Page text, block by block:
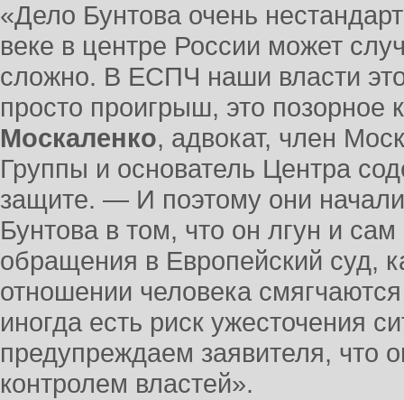
«Дело Бунтова очень
веке в центре России может
сложно. В ЕСПЧ наши власти
просто проигрыш, это
Москаленко, адвокат, член
Группы и основатель Центра
защите. — И поэтому они
Бунтова в том, что он лгун и
обращения в Европейский суд,
отношении человека
иногда есть риск ужесточения
предупреждаем заявителя, что
контролем властей».